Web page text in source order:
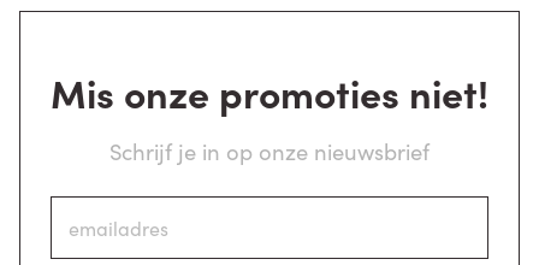
Mis onze promoties niet!
Schrijf je in op onze nieuwsbrief